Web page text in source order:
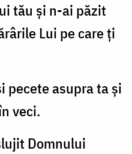
tău şi n-ai păzit
Lui pe care ţi
pecete asupra ta şi
veci.
Domnului